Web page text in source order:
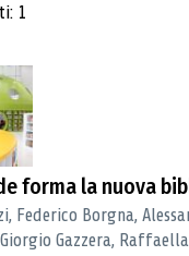
di ricerca
1
forma la nuova
Federico Borgna,
Gazzera,